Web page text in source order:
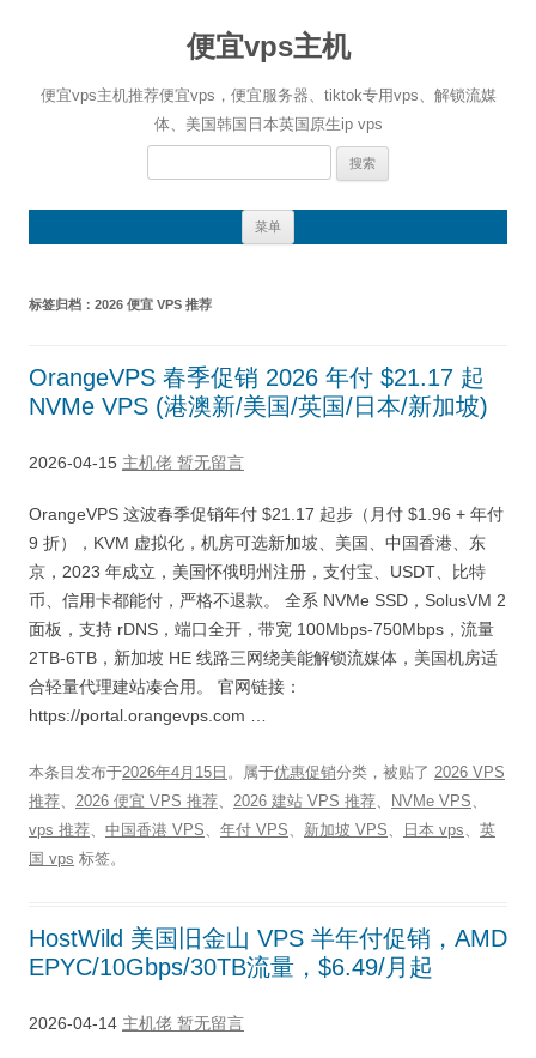
便宜vps主机
便宜vps主机推荐便宜vps，便宜服务器、tiktok专用vps、解锁流媒
体、美国韩国日本英国原生ip vps
搜
菜单
标签归档： 2026 便宜 VPS 推荐
OrangeVPS 春季促销 2026 年付 $21.17 起
NVMe VPS (港澳新/美国/英国/日本/新加坡)
2026-04-15 主机佬 暂无留言
OrangeVPS 这波春季促销年付 $21.17 起步（月付 $1.96 + 年付
9 折），KVM 虚拟化，机房可选新加坡、美国、中国香港、东
京，2023 年成立，美国怀俄明州注册，支付宝、USDT、比特
币、信用卡都能付，严格不退款。 全系 NVMe SSD，SolusVM 2
面板，支持 rDNS，端口全开，带宽 100Mbps-750Mbps，流量
2TB-6TB，新加坡 HE 线路三网绕美能解锁流媒体，美国机房适
合轻量代理建站凑合用。 官网链接：
https://portal.orangevps.com …
本条目发布于2026年4月15日 。属于优惠促销分类，被贴了 2026 VPS
推荐、 2026 便宜 VPS 推荐、 2026 建站 VPS 推荐、 NVMe VPS、
vps 推荐、 中国香港 VPS、 年付 VPS、 新加坡 VPS、 日本 vps、 英
国 vps 标签。
HostWild 美国旧金山 VPS 半年付促销，AMD
EPYC/10Gbps/30TB流量，$6.49/月起
2026-04-14 主机佬 暂无留言